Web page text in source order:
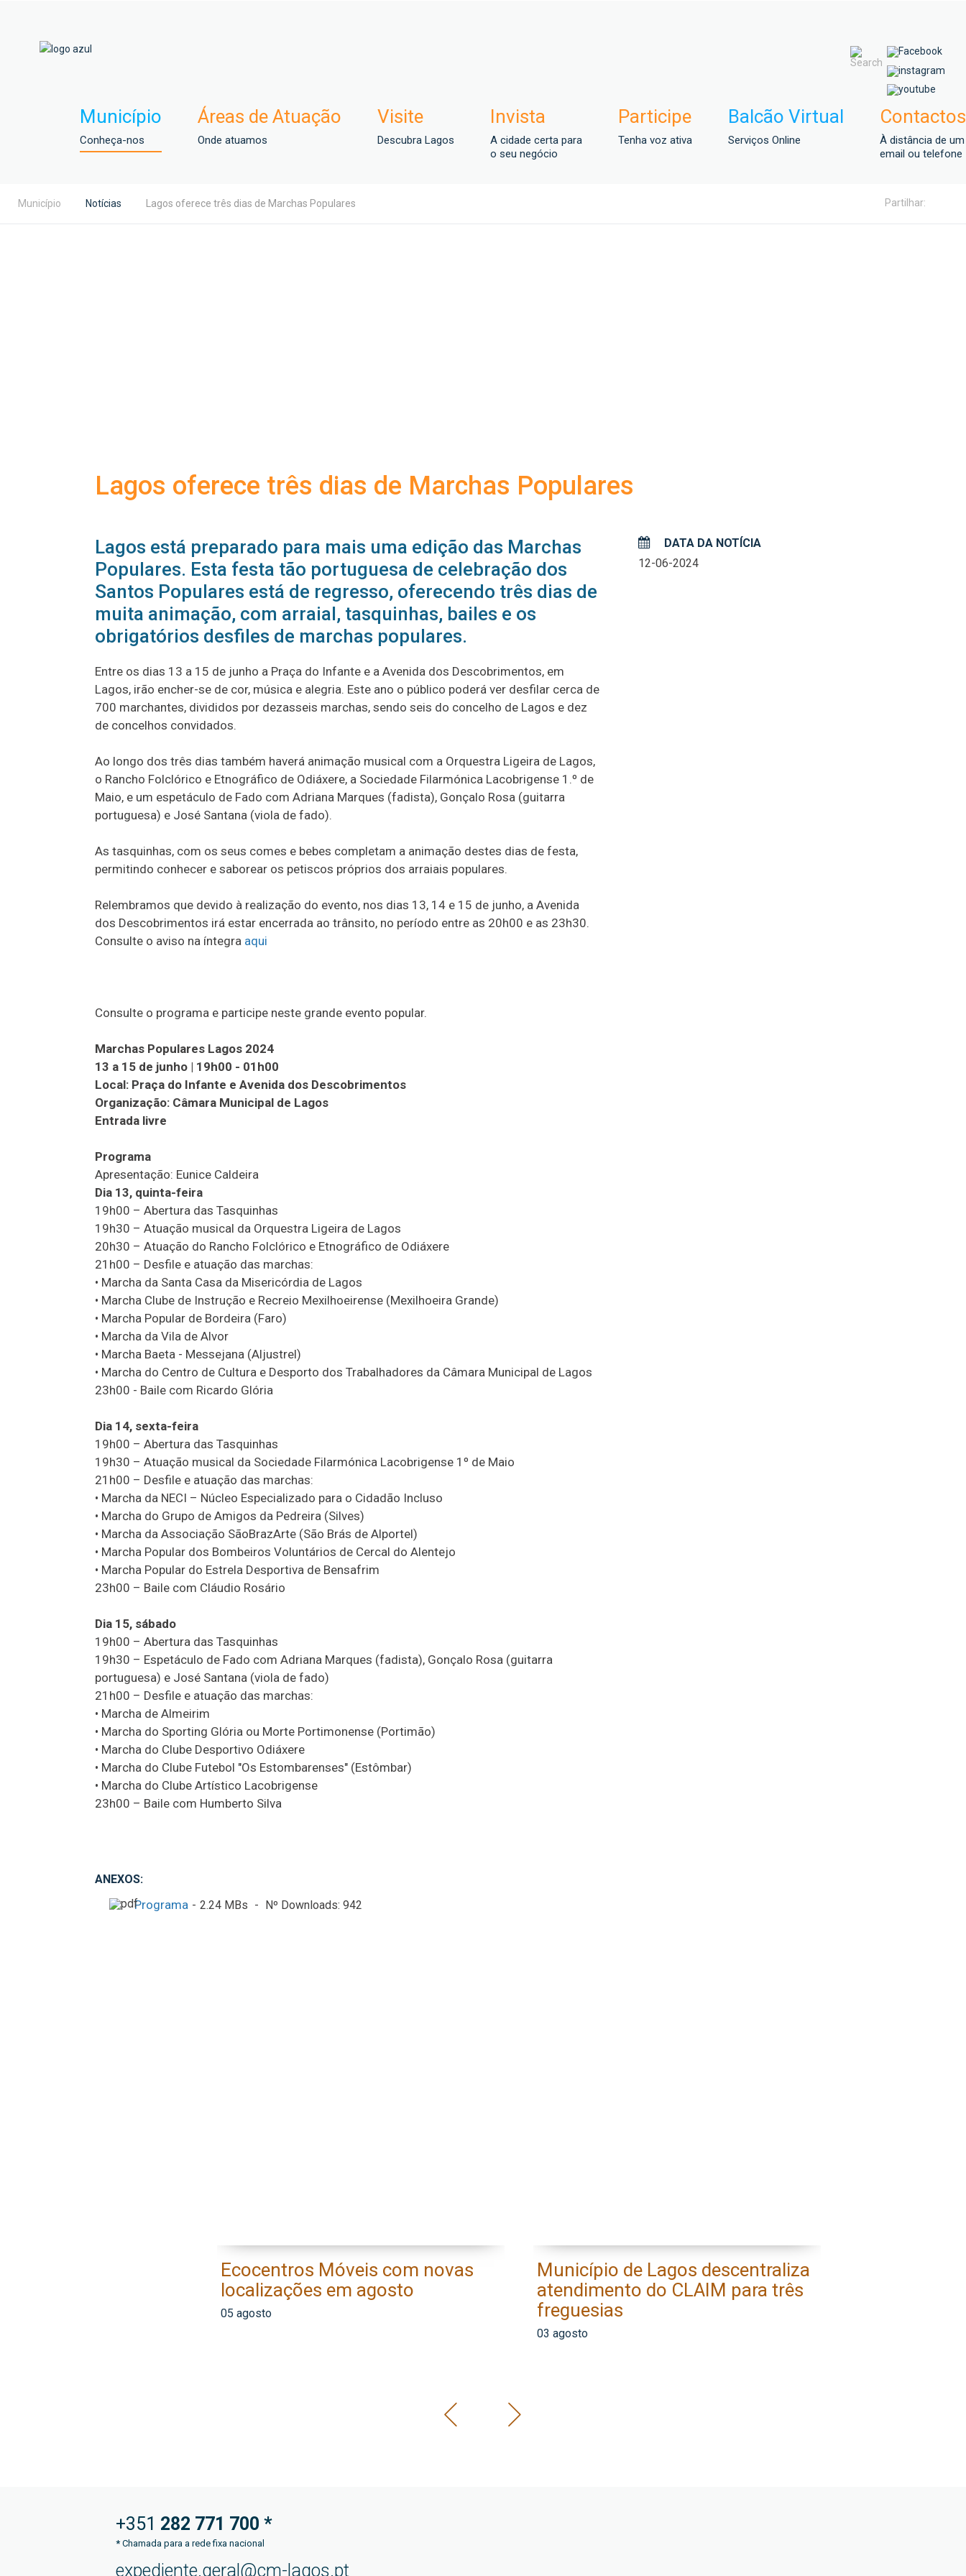
Município
Conheça-nos
Áreas de Atuação
Onde atuamos
Visite
Descubra Lagos
Invista
A cidade certa para
o seu negócio
Participe
Tenha voz ativa
Balcão Virtual
Serviços Online
Contactos
À distância de um
email ou telefone
Município Notícias Lagos oferece três dias de Marchas Populares Partilhar:
Lagos oferece três dias de Marchas Populares
Lagos está preparado para mais uma edição das Marchas
Populares. Esta festa tão portuguesa de celebração dos
Santos Populares está de regresso, oferecendo três dias de
muita animação, com arraial, tasquinhas, bailes e os
obrigatórios desfiles de marchas populares.
Entre os dias 13 a 15 de junho a Praça do Infante e a Avenida dos Descobrimentos, em
Lagos, irão encher-se de cor, música e alegria. Este ano o público poderá ver desfilar cerca de
700 marchantes, divididos por dezasseis marchas, sendo seis do concelho de Lagos e dez
de concelhos convidados.
Ao longo dos três dias também haverá animação musical com a Orquestra Ligeira de Lagos,
o Rancho Folclórico e Etnográfico de Odiáxere, a Sociedade Filarmónica Lacobrigense 1.º de
Maio, e um espetáculo de Fado com Adriana Marques (fadista), Gonçalo Rosa (guitarra
portuguesa) e José Santana (viola de fado).
As tasquinhas, com os seus comes e bebes completam a animação destes dias de festa,
permitindo conhecer e saborear os petiscos próprios dos arraiais populares.
Relembramos que devido à realização do evento, nos dias 13, 14 e 15 de junho, a Avenida
dos Descobrimentos irá estar encerrada ao trânsito, no período entre as 20h00 e as 23h30.
Consulte o aviso na íntegra aqui
Consulte o programa e participe neste grande evento popular.
Marchas Populares Lagos 2024
13 a 15 de junho | 19h00 - 01h00
Local: Praça do Infante e Avenida dos Descobrimentos
Organização: Câmara Municipal de Lagos
Entrada livre
Programa
Apresentação: Eunice Caldeira
Dia 13, quinta-feira
19h00 – Abertura das Tasquinhas
19h30 – Atuação musical da Orquestra Ligeira de Lagos
20h30 – Atuação do Rancho Folclórico e Etnográfico de Odiáxere
21h00 – Desfile e atuação das marchas:
• Marcha da Santa Casa da Misericórdia de Lagos
• Marcha Clube de Instrução e Recreio Mexilhoeirense (Mexilhoeira Grande)
• Marcha Popular de Bordeira (Faro)
• Marcha da Vila de Alvor
• Marcha Baeta - Messejana (Aljustrel)
• Marcha do Centro de Cultura e Desporto dos Trabalhadores da Câmara Municipal de Lagos
23h00 - Baile com Ricardo Glória
Dia 14, sexta-feira
19h00 – Abertura das Tasquinhas
19h30 – Atuação musical da Sociedade Filarmónica Lacobrigense 1º de Maio
21h00 – Desfile e atuação das marchas:
• Marcha da NECI – Núcleo Especializado para o Cidadão Incluso
• Marcha do Grupo de Amigos da Pedreira (Silves)
• Marcha da Associação SãoBrazArte (São Brás de Alportel)
• Marcha Popular dos Bombeiros Voluntários de Cercal do Alentejo
• Marcha Popular do Estrela Desportiva de Bensafrim
23h00 – Baile com Cláudio Rosário
Dia 15, sábado
19h00 – Abertura das Tasquinhas
19h30 – Espetáculo de Fado com Adriana Marques (fadista), Gonçalo Rosa (guitarra
portuguesa) e José Santana (viola de fado)
21h00 – Desfile e atuação das marchas:
• Marcha de Almeirim
• Marcha do Sporting Glória ou Morte Portimonense (Portimão)
• Marcha do Clube Desportivo Odiáxere
• Marcha do Clube Futebol "Os Estombarenses" (Estômbar)
• Marcha do Clube Artístico Lacobrigense
23h00 – Baile com Humberto Silva
ANEXOS:
Programa 2.24 MBs Nº Downloads: 942
DATA DA NOTÍCIA
12-06-2024
Ecocentros Móveis com novas
localizações em agosto
05 agosto
Município de Lagos descentraliza
atendimento do CLAIM para três
freguesias
03 agosto
+351 282 771 700 *
*Chamada para a rede fixa nacional
expediente.geral@cm-lagos.pt